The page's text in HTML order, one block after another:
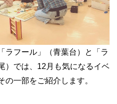
ラフール」（青葉台）と「ラ
）では、12月も気になるイベ
の一部をご紹介します。